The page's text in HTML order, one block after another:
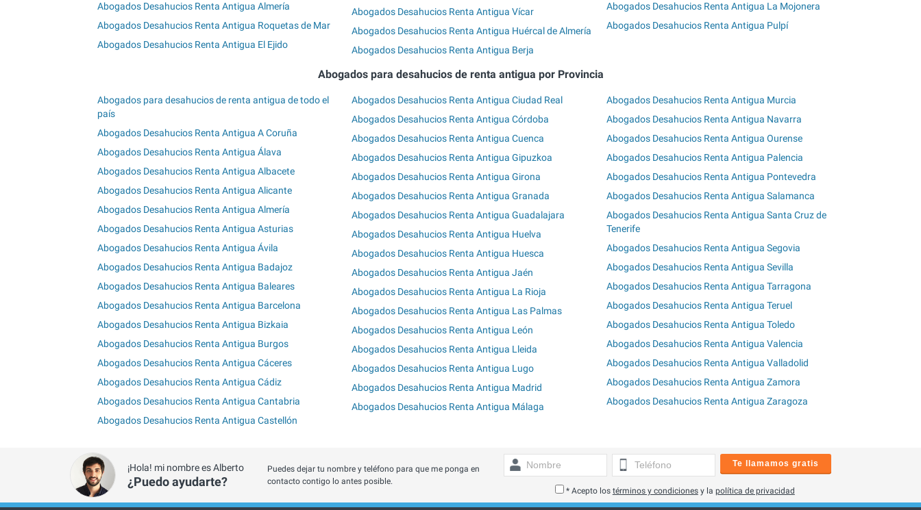
Abogados Desahucios Renta Antigua Almería
Abogados Desahucios Renta Antigua Roquetas de Mar
Abogados Desahucios Renta Antigua El Ejido
Abogados Desahucios Renta Antigua Vícar
Abogados Desahucios Renta Antigua Huércal de Almería
Abogados Desahucios Renta Antigua Berja
Abogados Desahucios Renta Antigua La Mojonera
Abogados Desahucios Renta Antigua Pulpí
Abogados para desahucios de renta antigua por Provincia
Abogados para desahucios de renta antigua de todo el
país
Abogados Desahucios Renta Antigua A Coruña
Abogados Desahucios Renta Antigua Álava
Abogados Desahucios Renta Antigua Albacete
Abogados Desahucios Renta Antigua Alicante
Abogados Desahucios Renta Antigua Almería
Abogados Desahucios Renta Antigua Asturias
Abogados Desahucios Renta Antigua Ávila
Abogados Desahucios Renta Antigua Badajoz
Abogados Desahucios Renta Antigua Baleares
Abogados Desahucios Renta Antigua Barcelona
Abogados Desahucios Renta Antigua Bizkaia
Abogados Desahucios Renta Antigua Burgos
Abogados Desahucios Renta Antigua Cáceres
Abogados Desahucios Renta Antigua Cádiz
Abogados Desahucios Renta Antigua Cantabria
Abogados Desahucios Renta Antigua Castellón
Abogados Desahucios Renta Antigua Ciudad Real
Abogados Desahucios Renta Antigua Córdoba
Abogados Desahucios Renta Antigua Cuenca
Abogados Desahucios Renta Antigua Gipuzkoa
Abogados Desahucios Renta Antigua Girona
Abogados Desahucios Renta Antigua Granada
Abogados Desahucios Renta Antigua Guadalajara
Abogados Desahucios Renta Antigua Huelva
Abogados Desahucios Renta Antigua Huesca
Abogados Desahucios Renta Antigua Jaén
Abogados Desahucios Renta Antigua La Rioja
Abogados Desahucios Renta Antigua Las Palmas
Abogados Desahucios Renta Antigua León
Abogados Desahucios Renta Antigua Lleida
Abogados Desahucios Renta Antigua Lugo
Abogados Desahucios Renta Antigua Madrid
Abogados Desahucios Renta Antigua Málaga
Abogados Desahucios Renta Antigua Murcia
Abogados Desahucios Renta Antigua Navarra
Abogados Desahucios Renta Antigua Ourense
Abogados Desahucios Renta Antigua Palencia
Abogados Desahucios Renta Antigua Pontevedra
Abogados Desahucios Renta Antigua Salamanca
Abogados Desahucios Renta Antigua Santa Cruz de
Tenerife
Abogados Desahucios Renta Antigua Segovia
Abogados Desahucios Renta Antigua Sevilla
Abogados Desahucios Renta Antigua Tarragona
Abogados Desahucios Renta Antigua Teruel
Abogados Desahucios Renta Antigua Toledo
Abogados Desahucios Renta Antigua Valencia
Abogados Desahucios Renta Antigua Valladolid
Abogados Desahucios Renta Antigua Zamora
Abogados Desahucios Renta Antigua Zaragoza
¡Hola! mi nombre es Alberto
¿Puedo ayudarte?
Puedes dejar tu nombre y teléfono para que me ponga en
contacto contigo lo antes posible.
Te llamamos gratis
* Acepto los términos y condicionesy la política de privacidad